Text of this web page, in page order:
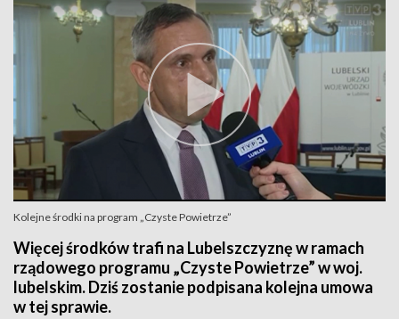
Kolejne środki na program „Czyste Powietrze”
Więcej środków trafi na Lubelszczyznę w ramach
rządowego programu „Czyste Powietrze” w woj.
lubelskim. Dziś zostanie podpisana kolejna umowa
w tej sprawie.